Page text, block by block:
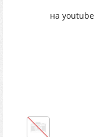
на youtube